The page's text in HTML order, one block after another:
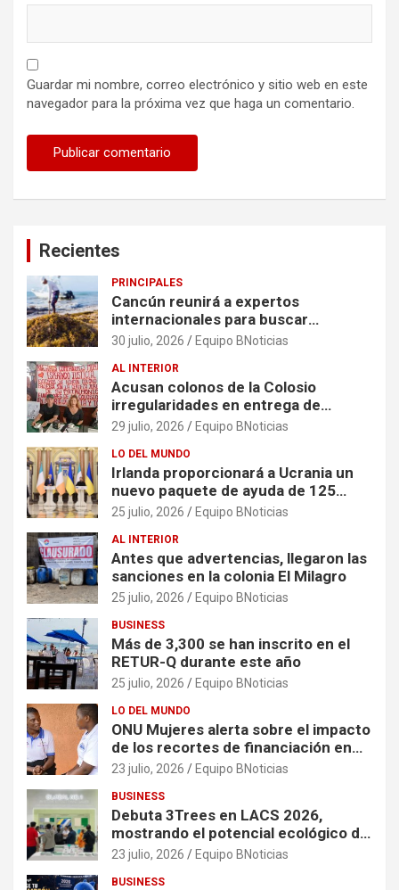
Guardar mi nombre, correo electrónico y sitio web en este
navegador para la próxima vez que haga un comentario.
Recientes
PRINCIPALES
Cancún reunirá a expertos
internacionales para buscar
soluciones al problema del sargazo
30 julio, 2026 Equipo BNoticias
AL INTERIOR
Acusan colonos de la Colosio
irregularidades en entrega de
escrituras
29 julio, 2026 Equipo BNoticias
LO DEL MUNDO
Irlanda proporcionará a Ucrania un
nuevo paquete de ayuda de 125
millones de euros
25 julio, 2026 Equipo BNoticias
AL INTERIOR
Antes que advertencias, llegaron las
sanciones en la colonia El Milagro
25 julio, 2026 Equipo BNoticias
BUSINESS
Más de 3,300 se han inscrito en el
RETUR-Q durante este año
25 julio, 2026 Equipo BNoticias
LO DEL MUNDO
ONU Mujeres alerta sobre el impacto
de los recortes de financiación en
organizaciones que apoyan a
crisis
23 julio, 2026 Equipo BNoticias
BUSINESS
Debuta 3Trees en LACS 2026,
mostrando el potencial ecológico de
China en América
23 julio, 2026 Equipo BNoticias
BUSINESS